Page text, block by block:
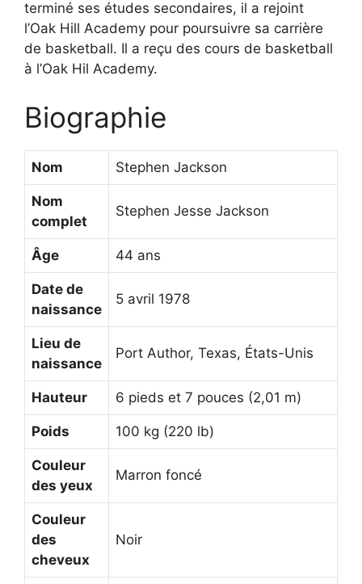
terminé ses études secondaires, il a rejoint
l’Oak Hill Academy pour poursuivre sa carrière
de basketball. Il a reçu des cours de basketball
à l’Oak Hil Academy.
Biographie
Nom Stephen Jackson
Nom
complet
Stephen Jesse Jackson
Âge 44 ans
Date de
naissance
5 avril 1978
Lieu de
naissance
Port Author, Texas, États-Unis
Hauteur 6 pieds et 7 pouces (2,01 m)
Poids 100 kg (220 lb)
Couleur
des yeux
Marron foncé
Couleur
des
cheveux
Noir